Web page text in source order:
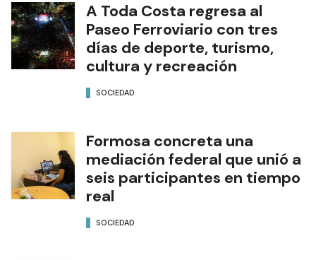
A Toda Costa regresa al
Paseo Ferroviario con tres
días de deporte, turismo,
cultura y recreación
SOCIEDAD
Formosa concreta una
mediación federal que unió a
seis participantes en tiempo
real
SOCIEDAD